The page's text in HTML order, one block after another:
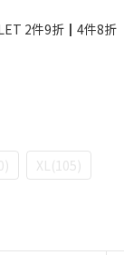
2件9折┃4件8折
XL(105)